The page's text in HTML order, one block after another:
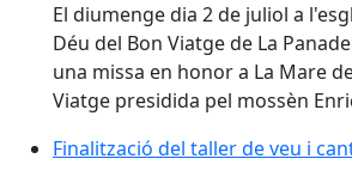
El diumenge dia 2 de juliol a
Déu del Bon Viatge de La
una missa en honor a La Mare
Viatge presidida pel mossèn
Finalització del taller de veu i
Finalització del taller de veu i